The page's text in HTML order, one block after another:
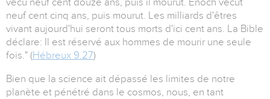
neuf cent cinq ans, puis mourut. Les milliards d'êtres
vivant aujourd'hui seront tous morts d'ici cent ans. La Bible
déclare: Il est réservé aux hommes de mourir une seule
fois." (Hébreux 9.27)
Bien que la science ait dépassé les limites de notre
planète et pénétré dans le cosmos, nous, en tant